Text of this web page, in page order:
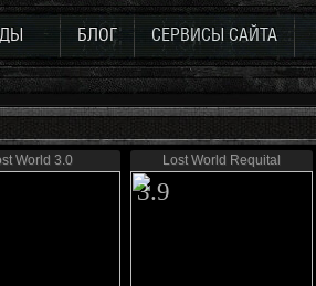
БЛОГ СЕРВИСЫ САЙТА
World 3.0 Lost World Requital
3.9